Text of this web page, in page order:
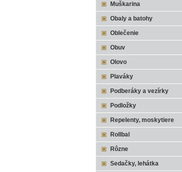
Muškarina
Obaly a batohy
Oblečenie
Obuv
Olovo
Plaváky
Podberáky a vezírky
Podložky
Repelenty, moskytiere
Rollbal
Rôzne
Sedačky, lehátka